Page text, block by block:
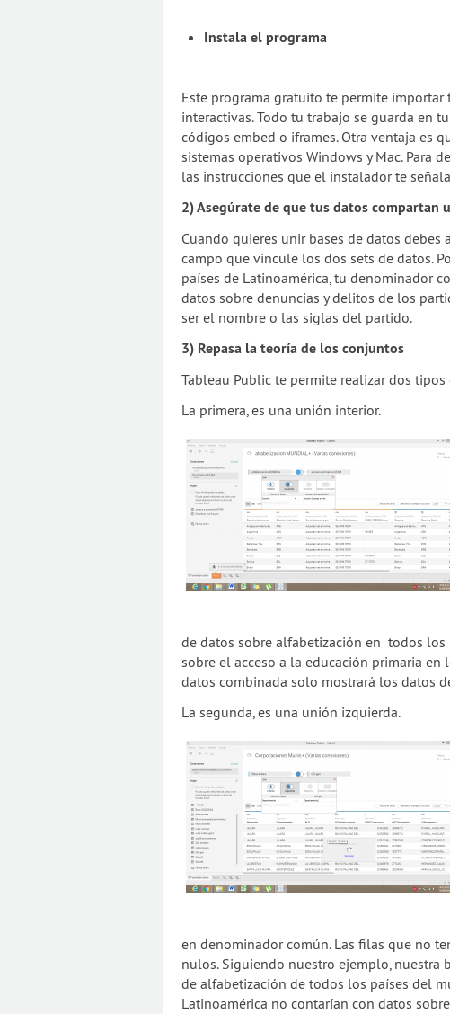
Instala el programa
Este programa gratuito te permite importar
interactivas. Todo tu trabajo se guarda en
códigos embed o iframes. Otra ventaja es
sistemas operativos Windows y Mac. Para
las instrucciones que el instalador te
2) Asegúrate de que tus datos compartan
Cuando quieres unir bases de datos
campo que vincule los dos sets de datos.
países de Latinoamérica, tu denominador
datos sobre denuncias y delitos de los
ser el nombre o las siglas del partido.
3) Repasa la teoría de los conjuntos
Tableau Public te permite realizar dos
La primera, es una unión interior.
de datos sobre alfabetización en todos
sobre el acceso a la educación primaria en
datos combinada solo mostrará los datos
La segunda, es una unión izquierda.
en denominador común. Las filas que no
nulos. Siguiendo nuestro ejemplo, nuestra
de alfabetización de todos los países del
Latinoamérica no contarían con datos